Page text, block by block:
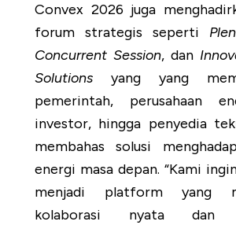
Convex 2026 juga
forum strategis seperti
Concurrent Session, dan
Solutions yang yang
pemerintah, perusahaan
investor, hingga penyedia
membahas solusi
energi masa depan. “Kami
menjadi platform yang
kolaborasi nyata dan